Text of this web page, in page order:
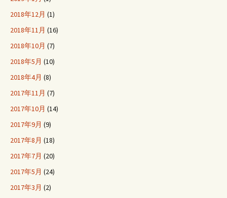
2018年12月 (1)
2018年11月 (16)
2018年10月 (7)
2018年5月 (10)
2018年4月 (8)
2017年11月 (7)
2017年10月 (14)
2017年9月 (9)
2017年8月 (18)
2017年7月 (20)
2017年5月 (24)
2017年3月 (2)